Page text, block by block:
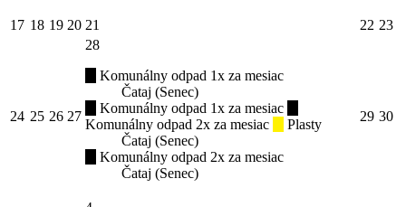
17 18 19 20 21 22 23
24 25 26 27
28
Komunálny odpad 1x za mesiac
Čataj (Senec)
Komunálny odpad 1x za mesiac
Komunálny odpad 2x za mesiac
Plasty
Čataj (Senec)
Komunálny odpad 2x za mesiac
Čataj (Senec)
29 30